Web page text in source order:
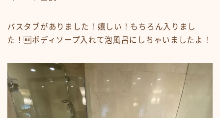
バスタブがありました！嬉しい！もちろん入りまし
た！ボディソープ入れて泡風呂にしちゃいましたよ！